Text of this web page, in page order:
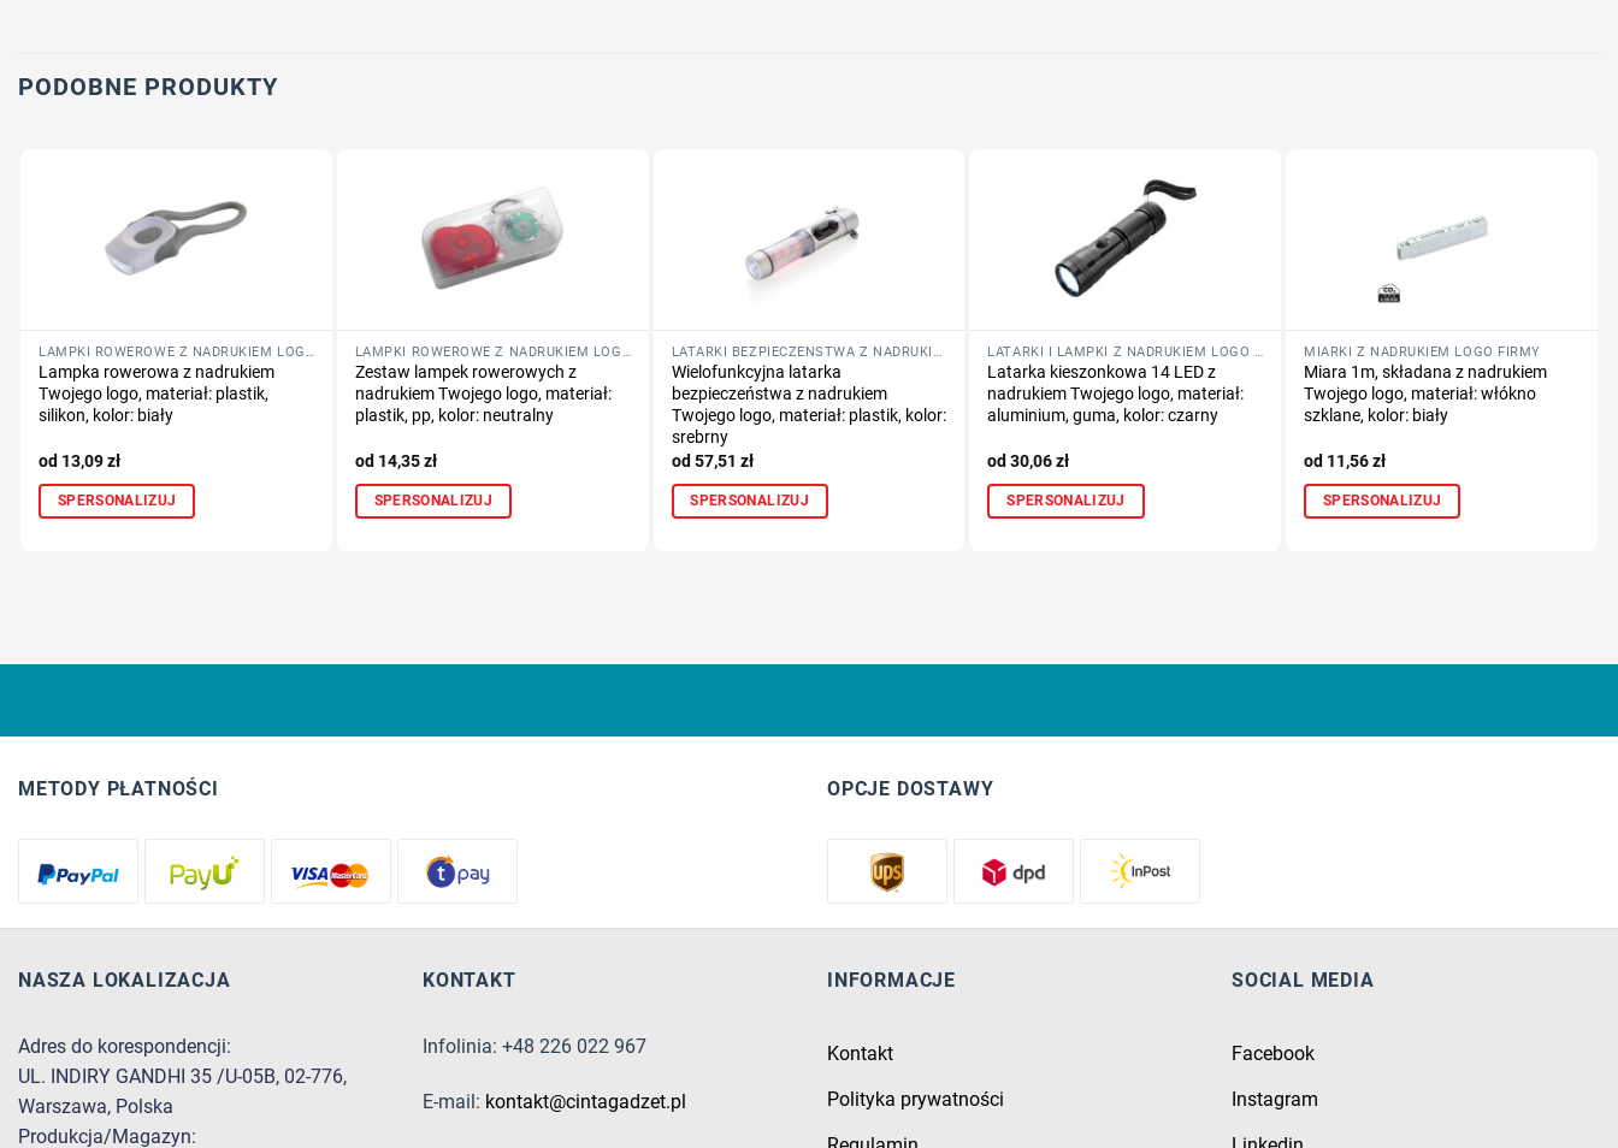
PODOBNE PRODUKTY
Lampka rowerowa z nadrukiem
Twojego logo, materiał: plastik,
silikon, kolor: biały
13,09zł
SPERSONALIZUJ
Zestaw lampek rowerowych z
nadrukiem Twojego logo, materiał:
plastik, pp, kolor: neutralny
14,35zł
SPERSONALIZUJ
Wielofunkcyjna latarka
bezpieczeństwa z nadrukiem
Twojego logo, materiał: plastik, kolor:
srebrny
57,51 zł
SPERSONALIZUJ
Latarka kieszonkowa 14 LED z
nadrukiem Twojego logo, materiał:
aluminium, guma, kolor: czarny
30,06zł
SPERSONALIZUJ
MIARKI Z NADRUKIEM LOGO FIRMY
Miara 1m, składana z nadrukiem
Twojego logo, materiał: włókno
szklane, kolor: biały
11,56zł
SPERSONALIZUJ
METODY PŁATNOŚCI OPCJE DOSTAWY
NASZA LOKALIZACJA
Adres do korespondencji:
UL. INDIRY GANDHI 35 /U-05B, 02-776,
Warszawa, Polska
Produkcja/Magazyn:
KONTAKT
Infolinia: +48 226 022 967
E-mail: kontakt@cintagadzet.pl
INFORMACJE
Kontakt
Polityka prywatności
SOCIAL MEDIA
Facebook
Instagram